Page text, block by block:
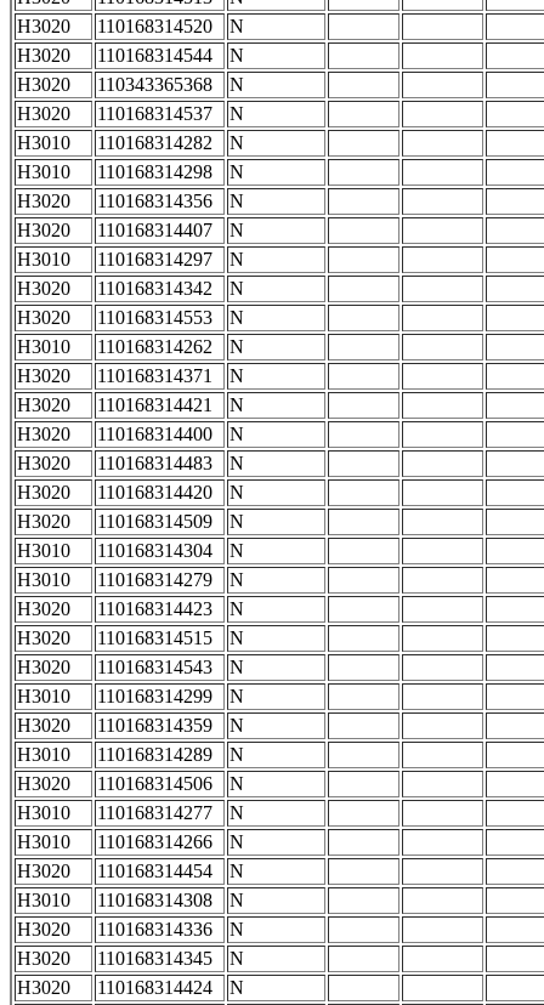
H3020
110168314520
N
H3020
110168314544
N
H3020
110343365368
N
H3020
110168314537
N
H3010
110168314282
N
H3010
110168314298
N
H3020
110168314356
N
H3020
110168314407
N
H3010
110168314297
N
H3020
110168314342
N
H3020
110168314553
N
H3010
110168314262
N
H3020
110168314371
N
H3020
110168314421
N
H3020
110168314400
N
H3020
110168314483
N
H3020
110168314420
N
H3020
110168314509
N
H3010
110168314304
N
H3010
110168314279
N
H3020
110168314423
N
H3020
110168314515
N
H3020
110168314543
N
H3010
110168314299
N
H3020
110168314359
N
H3010
110168314289
N
H3020
110168314506
N
H3010
110168314277
N
H3010
110168314266
N
H3020
110168314454
N
H3010
110168314308
N
H3020
110168314336
N
H3020
110168314345
N
H3020
110168314424
N